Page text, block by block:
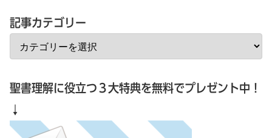
記事カテゴリー
聖書理解に役立つ３大特典を無料でプレゼント中！
↓